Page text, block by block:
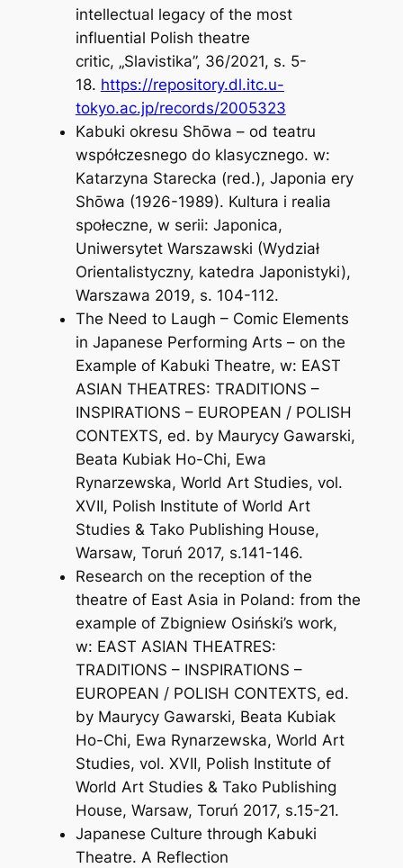
intellectual legacy of the most
influential Polish theatre
critic, „Slavistika”, 36/2021, s. 5-
18. https://repository.dl.itc.u-
tokyo.ac.jp/records/2005323
Kabuki okresu Shōwa – od teatru
współczesnego do klasycznego. w:
Katarzyna Starecka (red.), Japonia ery
Shōwa (1926-1989). Kultura i realia
społeczne, w serii: Japonica,
Uniwersytet Warszawski (Wydział
Orientalistyczny, katedra Japonistyki),
Warszawa 2019, s. 104-112.
The Need to Laugh – Comic Elements
in Japanese Performing Arts – on the
Example of Kabuki Theatre, w: EAST
ASIAN THEATRES: TRADITIONS –
INSPIRATIONS – EUROPEAN / POLISH
CONTEXTS, ed. by Maurycy Gawarski,
Beata Kubiak Ho-Chi, Ewa
Rynarzewska, World Art Studies, vol.
XVII, Polish Institute of World Art
Studies & Tako Publishing House,
Warsaw, Toruń 2017, s.141-146.
Research on the reception of the
theatre of East Asia in Poland: from the
example of Zbigniew Osiński’s work,
w: EAST ASIAN THEATRES:
TRADITIONS – INSPIRATIONS –
EUROPEAN / POLISH CONTEXTS, ed.
by Maurycy Gawarski, Beata Kubiak
Ho-Chi, Ewa Rynarzewska, World Art
Studies, vol. XVII, Polish Institute of
World Art Studies & Tako Publishing
House, Warsaw, Toruń 2017, s.15-21.
Japanese Culture through Kabuki
Theatre. A Reflection